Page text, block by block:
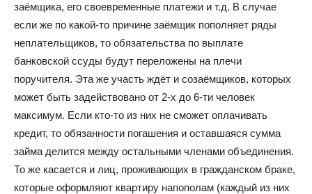
заёмщика, его своевременные платежи и т.д. В случае
если же по какой-то причине заёмщик пополняет ряды
неплательщиков, то обязательства по выплате
банковской ссуды будут переложены на плечи
поручителя. Эта же участь ждёт и созаёмщиков, которых
может быть задействовано от 2-х до 6-ти человек
максимум. Если кто-то из них не сможет оплачивать
кредит, то обязанности погашения и оставшаяся сумма
займа делится между остальными членами объединения.
То же касается и лиц, проживающих в гражданском браке,
которые оформляют квартиру напополам (каждый из них